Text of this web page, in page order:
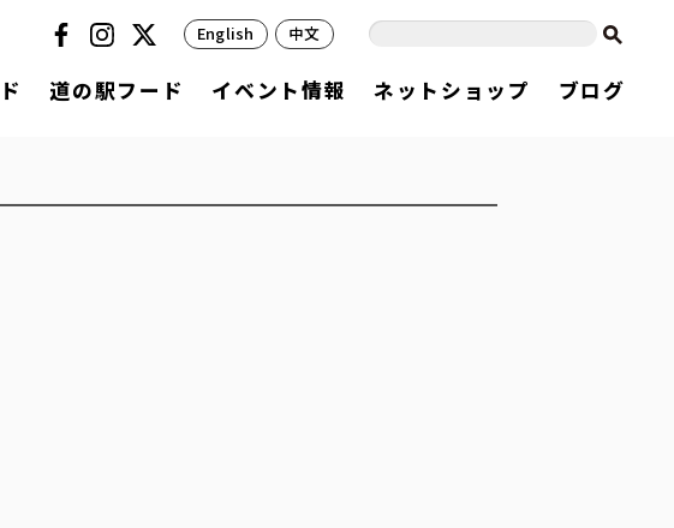
道の駅フード イベント情報 ネットショップ ブログ
English 中文